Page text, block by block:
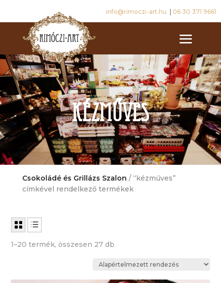
info@rimoczi-art.hu 06 30 371 9661
kézműves
Csokoládé és Grillázs Szalon / “kézműves”
címkével rendelkező termékek
1–20 termék, összesen 27 db